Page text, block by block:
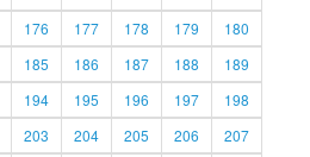
176 177 178 179
180
185 186 187 188
189
194 195 196 197
198
203 204 205 206
207